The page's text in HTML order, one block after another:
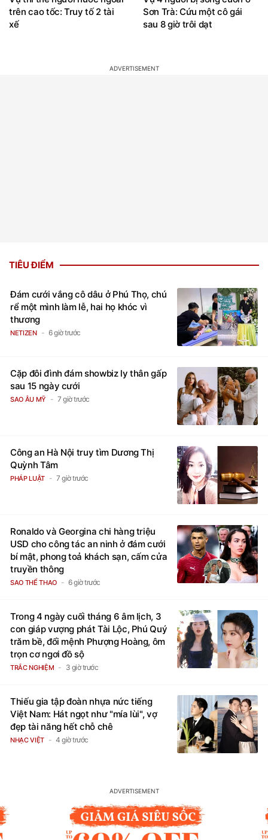
trên cao tốc: Truy tố 2 tài
xế
Sơn Trà: Cứu một cô gái
sau 8 giờ trôi dạt
TIÊU ĐIỂM
Đám cưới vắng cô dâu ở Phú Thọ, chú
rể một mình làm lễ, hai họ khóc vì
thương
NETIZEN 6 giờ trước
Cặp đôi đình đám showbiz ly thân gấp
sau 15 ngày cưới
SAO ÂU MỸ 7 giờ trước
Công an Hà Nội truy tìm Dương Thị
Quỳnh Tâm
PHÁP LUẬT 7 giờ trước
Ronaldo và Georgina chi hàng triệu
USD cho công tác an ninh ở đám cưới
bí mật, phong toả khách sạn, cấm cửa
truyền thông
SAO THỂ THAO 6 giờ trước
Trong 4 ngày cuối tháng 6 âm lịch, 3
con giáp vượng phát Tài Lộc, Phú Quý
trăm bề, đổi mệnh Phượng Hoàng, ôm
trọn cơ ngơi đồ sộ
TRẮC NGHIỆM 3 giờ trước
Thiếu gia tập đoàn nhựa nức tiếng
Việt Nam: Hát ngọt như "mía lùi", vợ
đẹp tài năng hết chỗ chê
NHẠC VIỆT 4 giờ trước